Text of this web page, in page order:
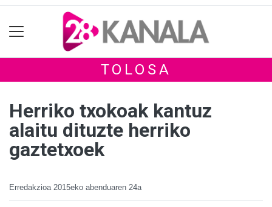
TOLOSA
Herriko txokoak kantuz
alaitu dituzte herriko
gaztetxoek
Erredakzioa 2015eko abenduaren 24a